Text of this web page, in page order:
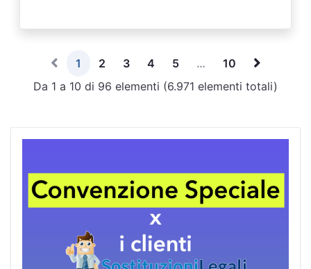
1 2 3 4 5 …
10
Da 1 a 10 di 96 elementi (6.971 elementi totali)